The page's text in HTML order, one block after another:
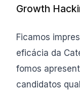
Growth
Ficamos
eficácia da
fomos
candidatos